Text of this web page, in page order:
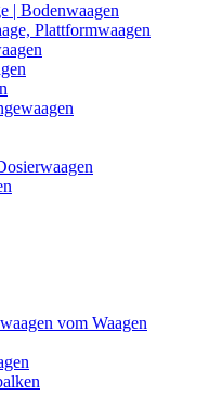
| Bodenwaagen
Plattformwaagen
vom Waagen